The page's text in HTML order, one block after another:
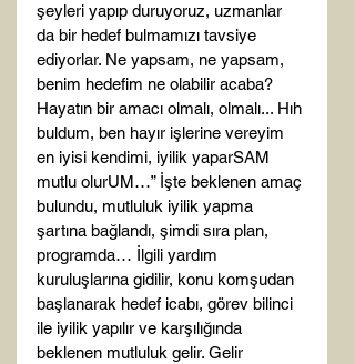
şeyleri yapıp duruyoruz, uzmanlar
da bir hedef bulmamızı tavsiye
ediyorlar. Ne yapsam, ne yapsam,
benim hedefim ne olabilir acaba?
Hayatın bir amacı olmalı, olmalı... Hıh
buldum, ben hayır işlerine vereyim
en iyisi kendimi, iyilik yaparSAM
mutlu olurUM…” İşte beklenen amaç
bulundu, mutluluk iyilik yapma
şartına bağlandı, şimdi sıra plan,
programda… İlgili yardım
kuruluşlarına gidilir, konu komşudan
başlanarak hedef icabı, görev bilinci
ile iyilik yapılır ve karşılığında
beklenen mutluluk gelir. Gelir